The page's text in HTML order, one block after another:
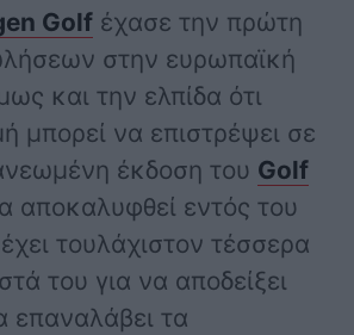
Golf έχασε την πρώτη
στην ευρωπαϊκή
και την ελπίδα ότι
μπορεί να επιστρέψει σε
έκδοση του Golf
αποκαλυφθεί εντός του
τουλάχιστον τέσσερα
του για να αποδείξει
επαναλάβει τα